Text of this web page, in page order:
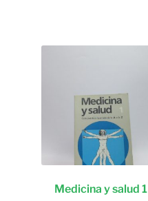
Medicina y salud 1